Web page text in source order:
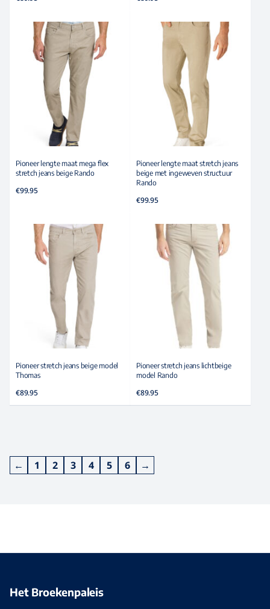
Pioneer lengte maat mega flex
stretch jeans beige Rando
€99.95
Pioneer lengte maat stretch jeans
beige met ingeweven structuur
Rando
€99.95
Pioneer stretch jeans beige model
Thomas
€89.95
Pioneer stretch jeans lichtbeige
model Rando
€89.95
← 1 2 3 4 5 6 →
Het Broekenpaleis